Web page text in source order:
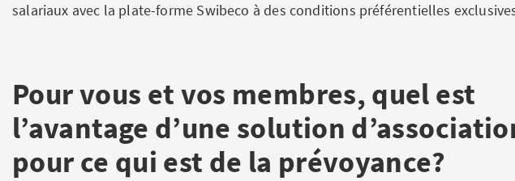
salariaux avec la plate-forme Swibeco à des conditions préférentielles
Pour vous et vos membres, quel est
l’avantage d’une solution
pour ce qui est de la prévoyance?